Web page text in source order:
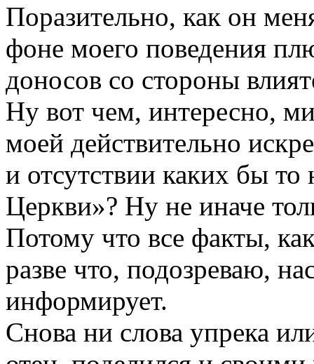
Поразительно, как он
фоне моего поведения
доносов со стороны
Ну вот чем, интересно,
моей действительно
и отсутствии каких бы
Церкви»? Ну не иначе
Потому что все факты,
разве что, подозреваю,
информирует.
Снова ни слова упрека